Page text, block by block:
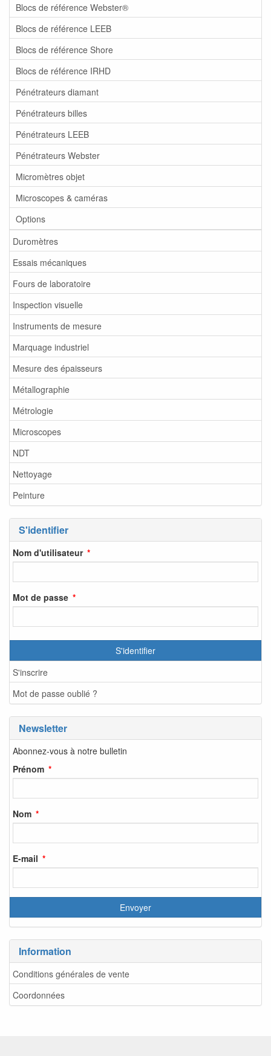
Blocs de référence Webster®
Blocs de référence LEEB
Blocs de référence Shore
Blocs de référence IRHD
Pénétrateurs diamant
Pénétrateurs billes
Pénétrateurs LEEB
Pénétrateurs Webster
Micromètres objet
Microscopes & caméras
Options
Duromètres
Essais mécaniques
Fours de laboratoire
Inspection visuelle
Instruments de mesure
Marquage industriel
Mesure des épaisseurs
Métallographie
Métrologie
Microscopes
NDT
Nettoyage
Peinture
S'identifier
Nom d'utilisateur
Mot de passe
S'identifier
S'inscrire
Mot de passe oublié ?
Newsletter
Abonnez-vous à notre bulletin
Prénom
Nom
E-mail
Information
Conditions générales de vente
Coordonnées